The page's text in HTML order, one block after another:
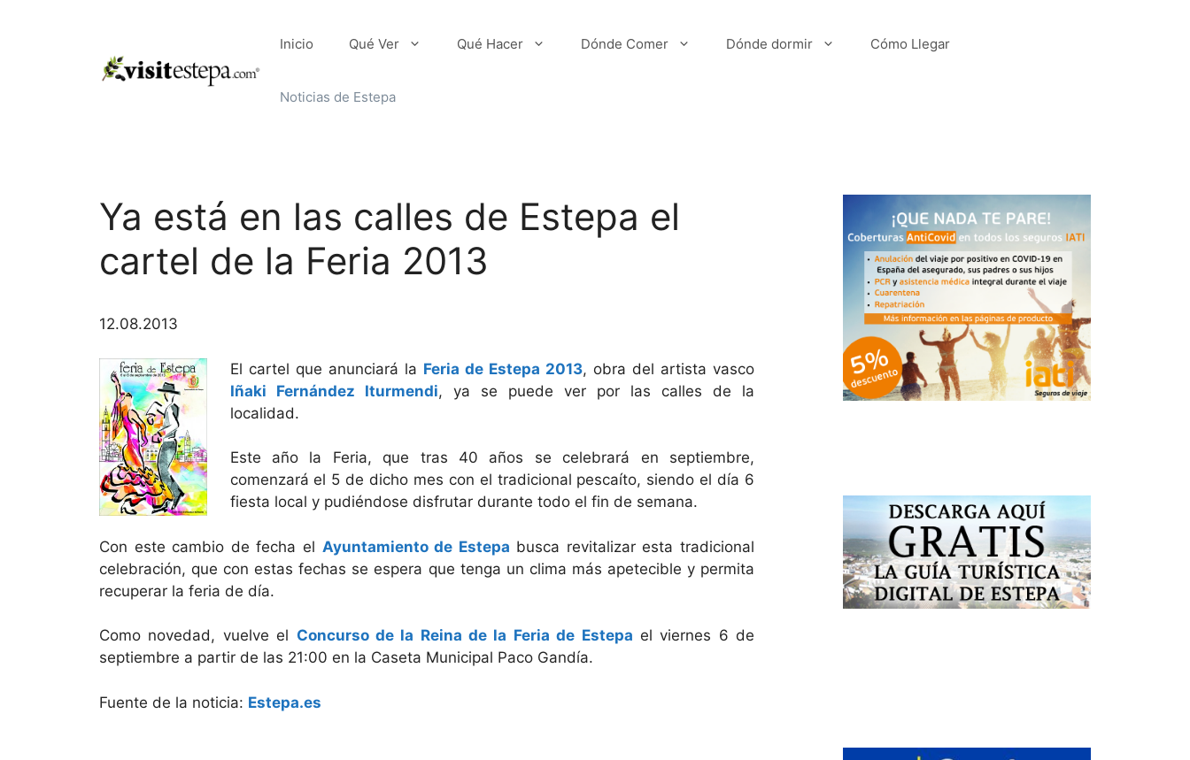
Inicio Qué Ver Qué Hacer Dónde Comer Dónde dormir Cómo Llegar
Noticias de Estepa
Ya está en las calles de Estepa el
cartel de la Feria 2013
12.08.2013
El cartel que anunciará la Feria de Estepa 2013, obra del artista vasco
Iñaki Fernández Iturmendi, ya se puede ver por las calles de la
localidad.
Este año la Feria, que tras 40 años se celebrará en septiembre,
comenzará el 5 de dicho mes con el tradicional pescaíto, siendo el día 6
fiesta local y pudiéndose disfrutar durante todo el fin de semana.
Con este cambio de fecha el Ayuntamiento de Estepa busca revitalizar esta tradicional
celebración, que con estas fechas se espera que tenga un clima más apetecible y permita
recuperar la feria de día.
Como novedad, vuelve el Concurso de la Reina de la Feria de Estepa el viernes 6 de
septiembre a partir de las 21:00 en la Caseta Municipal Paco Gandía.
Fuente de la noticia: Estepa.es